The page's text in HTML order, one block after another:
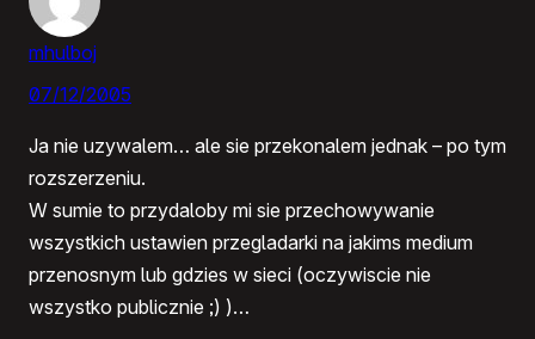
mhulboj
07/12/2005
Ja nie uzywalem… ale sie przekonalem jednak – po tym
rozszerzeniu.
W sumie to przydaloby mi sie przechowywanie
wszystkich ustawien przegladarki na jakims medium
przenosnym lub gdzies w sieci (oczywiscie nie
wszystko publicznie ;) )…